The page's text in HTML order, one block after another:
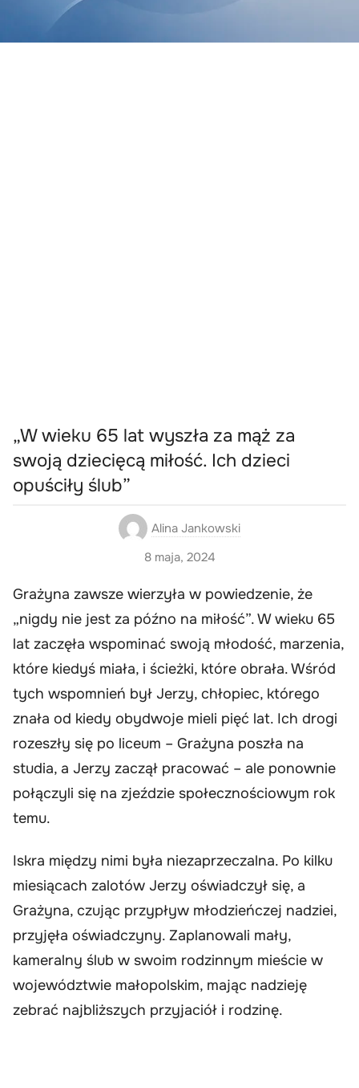
„W wieku 65 lat wyszła za mąż za
swoją dziecięcą miłość. Ich dzieci
opuściły ślub”
Alina Jankowski
8 maja, 2024
Grażyna zawsze wierzyła w powiedzenie, że
„nigdy nie jest za późno na miłość”. W wieku 65
lat zaczęła wspominać swoją młodość, marzenia,
które kiedyś miała, i ścieżki, które obrała. Wśród
tych wspomnień był Jerzy, chłopiec, którego
znała od kiedy obydwoje mieli pięć lat. Ich drogi
rozeszły się po liceum – Grażyna poszła na
studia, a Jerzy zaczął pracować – ale ponownie
połączyli się na zjeździe społecznościowym rok
temu.
Iskra między nimi była niezaprzeczalna. Po kilku
miesiącach zalotów Jerzy oświadczył się, a
Grażyna, czując przypływ młodzieńczej nadziei,
przyjęła oświadczyny. Zaplanowali mały,
kameralny ślub w swoim rodzinnym mieście w
województwie małopolskim, mając nadzieję
zebrać najbliższych przyjaciół i rodzinę.